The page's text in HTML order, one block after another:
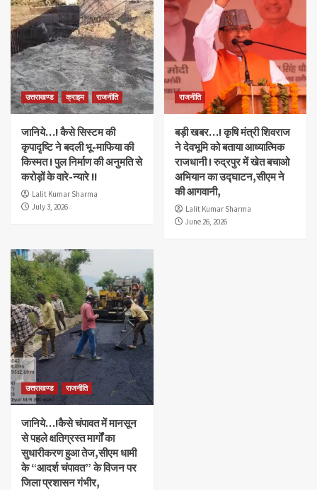
उत्तराखण्ड क्राइम राजनीति
जानिये…! कैसे सिस्टम की
कृपादृष्टि ने बदली भू-माफिया की
किस्मत ! पुल निर्माण की अनुमति से
करोड़ों के वारे-न्यारे !!
Lalit Kumar Sharma
July 3, 2026
राजनीति
बड़ी खबर…! कृषि मंत्री शिवराज
ने देवभूमि को बताया आध्यात्मिक
राजधानी ! रुद्रपुर में खेत बचाओ
अभियान का उद्घाटन,सीएम ने
की आगवानी,
Lalit Kumar Sharma
June 26, 2026
उत्तराखण्ड राजनीति
जानिये…!कैसे चंपावत में मानसून
से पहले क्षतिग्रस्त मार्गों का
सुधारीकरण हुआ तेज,सीएम धामी
के “आदर्श चंपावत” के विजन पर
जिला प्रशासन गंभीर,